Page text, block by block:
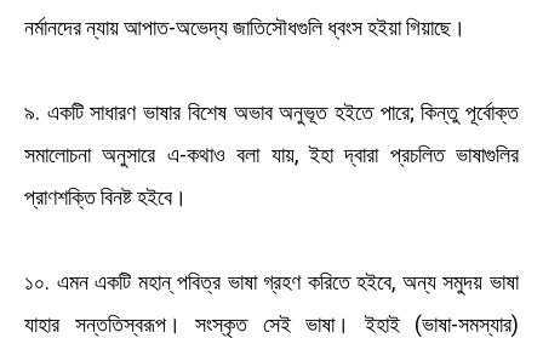
নর্মানদের ন্যায় আপাত-অভেদ্য জাতিসৌধগুলি ধ্বংস হইয়া গিয়াছে।
৯. একটি সাধারণ ভাষার বিশেষ অভাব অনুভূত হইতে পারে; কিন্তু পূর্বোক্ত
সমালোচনা অনুসারে এ-কথাও বলা যায়, ইহা দ্বারা প্রচলিত ভাষাগুলির
প্রাণশক্তি বিনষ্ট হইবে।
১০. এমন একটি মহান্ পবিত্র ভাষা গ্রহণ করিতে হইবে, অন্য সমুদয় ভাষা
যাহার সন্ততিস্বরূপ। সংস্কৃত সেই ভাষা। ইহাই (ভাষা-সমস্যার)